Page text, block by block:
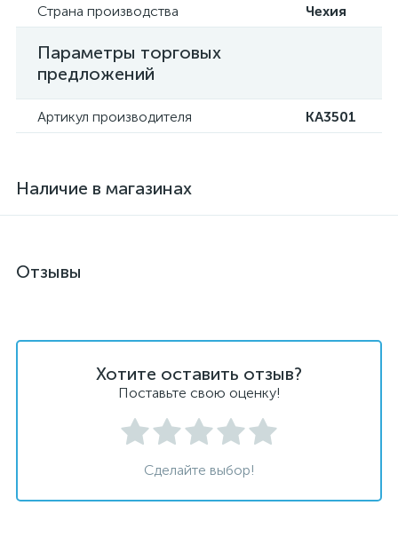
Страна производства Чехия
Параметры торговых
предложений
Артикул производителя KA3501
Наличие в магазинах
Отзывы
Хотите оставить отзыв?
Поставьте свою оценку!
Сделайте выбор!